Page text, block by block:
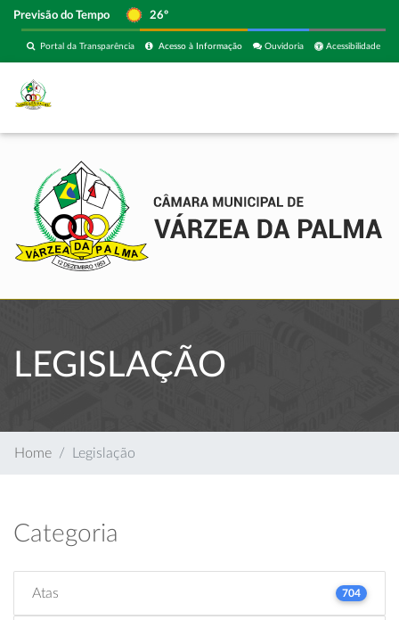
Previsão do Tempo 26º
Acessibilidade
Ouvidoria
Acesso à Informação
Portal da Transparência
LEGISLAÇÃO
Home Legislação
Categoria
Atas 704